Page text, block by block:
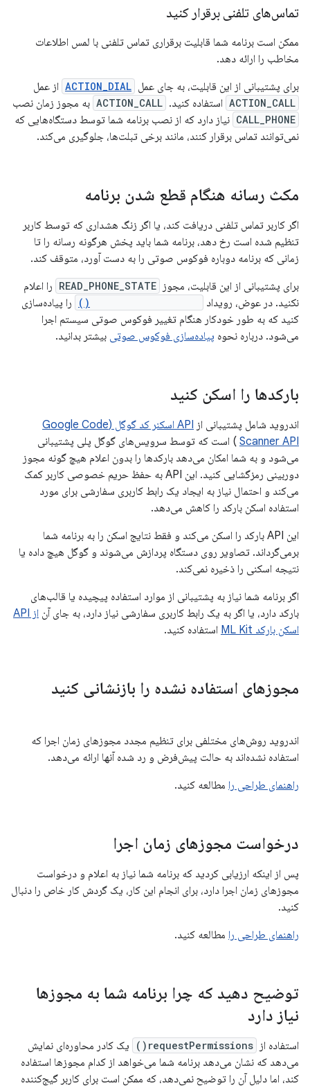
تماس‌های تلفنی برقرار کنید
ممکن است برنامه شما قابلیت برقراری تماس تلفنی با لمس اطلاعات
مخاطب را ارائه دهد.
برای پشتیبانی از این قابلیت، به جای عمل ACTION_DIAL از عمل
ACTION_CALL استفاده کنید. ACTION_CALL به مجوز زمان نصب
CALL_PHONE نیاز دارد که از نصب برنامه شما توسط دستگاه‌هایی که
نمی‌توانند تماس برقرار کنند، مانند برخی تبلت‌ها، جلوگیری می‌کند.
مکث رسانه هنگام قطع شدن برنامه
اگر کاربر تماس تلفنی دریافت کند، یا اگر زنگ هشداری که توسط کاربر
تنظیم شده است رخ دهد، برنامه شما باید پخش هرگونه رسانه را تا
زمانی که برنامه دوباره فوکوس صوتی را به دست آورد، متوقف کند.
برای پشتیبانی از این قابلیت، مجوز READ_PHONE_STATE را اعلام
نکنید. در عوض، رویداد
را پیاده‌سازی
کنید که به طور خودکار هنگام تغییر فوکوس صوتی سیستم اجرا
می‌شود. درباره نحوه پیاده‌سازی فوکوس صوتی بیشتر بدانید.
بارکدها را اسکن کنید
اندروید شامل پشتیبانی از
API اسکنر کد گوگل (Google Code
Scanner API ) است که توسط سرویس‌های گوگل پلی پشتیبانی
می‌شود و به شما امکان می‌دهد بارکدها را بدون اعلام هیچ گونه مجوز
دوربینی رمزگشایی کنید. این API به حفظ حریم خصوصی کاربر کمک
می‌کند و احتمال نیاز به ایجاد یک رابط کاربری سفارشی برای مورد
استفاده اسکن بارکد را کاهش می‌دهد.
این API بارکد را اسکن می‌کند و فقط نتایج اسکن را به برنامه شما
برمی‌گرداند. تصاویر روی دستگاه پردازش می‌شوند و گوگل هیچ داده یا
نتیجه اسکنی را ذخیره نمی‌کند.
اگر برنامه شما نیاز به پشتیبانی از موارد استفاده پیچیده یا قالب‌های
بارکد دارد، یا اگر به یک رابط کاربری سفارشی نیاز دارد، به جای آن
از API
اسکن بارکد ML Kit
استفاده کنید.
مجوزهای استفاده نشده را بازنشانی کنید
اندروید روش‌های مختلفی برای تنظیم مجدد مجوزهای زمان اجرا که
استفاده نشده‌اند به حالت پیش‌فرض و رد شده آنها ارائه می‌دهد.
راهنمای طراحی را مطالعه کنید.
درخواست مجوزهای زمان اجرا
پس از اینکه ارزیابی کردید که برنامه شما نیاز به اعلام و درخواست
مجوزهای زمان اجرا دارد، برای انجام این کار، یک گردش کار خاص را دنبال
کنید.
راهنمای طراحی را مطالعه کنید.
توضیح دهید که چرا برنامه شما به مجوزها
نیاز دارد
استفاده از requestPermissions()
یک کادر محاوره‌ای نمایش
می‌دهد که نشان می‌دهد برنامه شما می‌خواهد از کدام مجوزها استفاده
کند، اما دلیل آن را توضیح نمی‌دهد، که ممکن است برای کاربر گیج‌کننده